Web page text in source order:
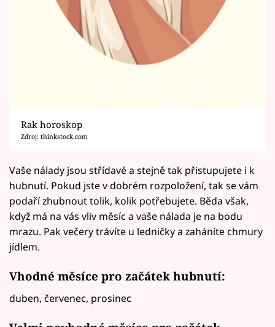
Rak horoskop
Zdroj: thinkstock.com
Vaše nálady jsou střídavé a stejně tak přistupujete i k
hubnutí. Pokud jste v dobrém rozpoložení, tak se vám
podaří zhubnout tolik, kolik potřebujete. Běda však,
když má na vás vliv měsíc a vaše nálada je na bodu
mrazu. Pak večery trávíte u ledničky a zaháníte chmury
jídlem.
Vhodné měsíce pro začátek hubnutí:
duben, červenec, prosinec